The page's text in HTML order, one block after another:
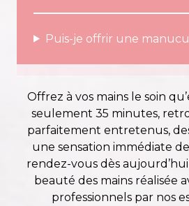
Puis-je offrir une
Offrez à vos mains le soin
seulement 35 minutes,
parfaitement entretenus,
une sensation immédiate
rendez-vous dès
beauté des mains réalisée
professionnels par nos